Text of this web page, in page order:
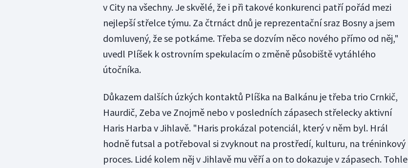
v City na všechny. Je skvělé, že i při takové konkurenci patří pořád mezi
nejlepší střelce týmu. Za čtrnáct dnů je reprezentační sraz Bosny a jsem
domluvený, že se potkáme. Třeba se dozvím něco nového přímo od něj,"
uvedl Plíšek k ostrovním spekulacím o změně působiště vytáhlého
útočníka.
Důkazem dalších úzkých kontaktů Plíška na Balkánu je třeba trio Crnkič,
Haurdič, Zeba ve Znojmě nebo v posledních zápasech střelecky aktivní
Haris Harba v Jihlavě. "Haris prokázal potenciál, který v něm byl. Hrál
hodně futsal a potřeboval si zvyknout na prostředí, kulturu, na tréninkový
proces. Lidé kolem něj v Jihlavě mu věří a on to dokazuje v zápasech. Tohle